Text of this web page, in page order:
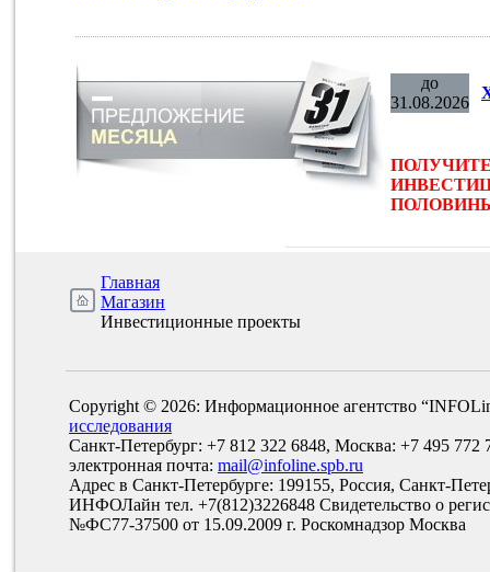
до
31.08.2026
ПОЛОВИНЫ
Главная
Магазин
Инвестиционные проекты
Copyright © 2026: Информационное агентство
исследования
Санкт-Петербург: +7 812 322 6848, Москва: +7 495 772
электронная почта: mail@infoline.spb.ru
Адрес в Санкт-Петербурге: 199155, Россия, Санкт-
ИНФОЛайн тел. +7(812)3226848 Свидетельство о
№ФС77-37500 от 15.09.2009 г. Роскомнадзор Москва